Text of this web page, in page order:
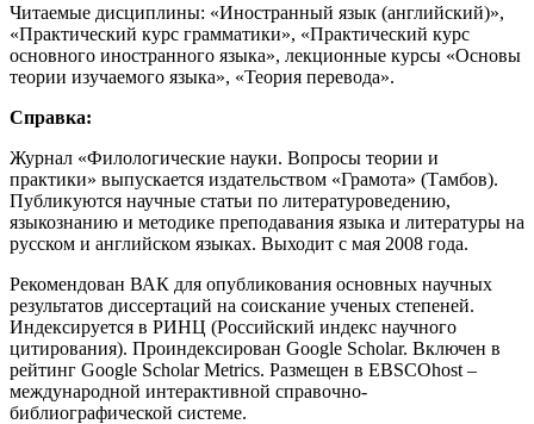
Читаемые дисциплины: «Иностранный язык (английский)»,
«Практический курс грамматики», «Практический курс
основного иностранного языка», лекционные курсы «Основы
теории изучаемого языка», «Теория перевода».
Справка:
Журнал «Филологические науки. Вопросы теории и
практики» выпускается издательством «Грамота» (Тамбов).
Публикуются научные статьи по литературоведению,
языкознанию и методике преподавания языка и литературы на
русском и английском языках. Выходит с мая 2008 года.
Рекомендован ВАК для опубликования основных научных
результатов диссертаций на соискание ученых степеней.
Индексируется в РИНЦ (Российский индекс научного
цитирования). Проиндексирован Google Scholar. Включен в
рейтинг Google Scholar Metrics. Размещен в EBSCOhost –
международной интерактивной справочно-
библиографической системе.